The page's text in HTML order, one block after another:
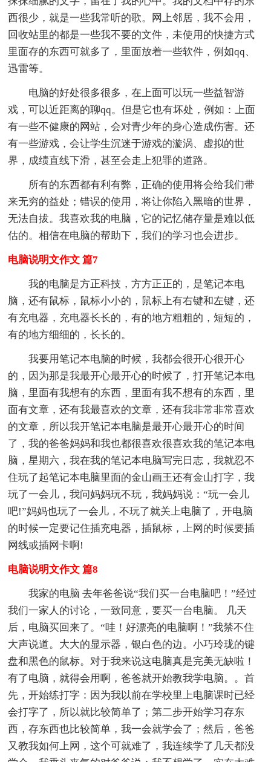
西很少，就是一些我常听的歌。网上邻居，我不会用，
回收站里的都是一些我不要的文件，未使用的快捷方式
里面存的东西可就多了，里面放着一些软件，例如qq、
迅雷等。
电脑的好处很多很多，在上面可以玩一些益智游
戏，可以近距离的聊qq。但是它也有坏处，例如：上面
有一些不健康的网站，会对青少年的身心造成伤害。还
有一些游戏，会让学生沉迷于游戏的漩涡、虚拟的世
界，成绩直线下滑，甚至会走上犯罪的道路。
所有的东西都有利有弊，正确的使用将会给我们带
来无穷的益处；错误的使用，将让你陷入黑暗的世界，
无法自拔。我喜欢我的电脑，它的记忆储存量是难以低
估的。相信在电脑的帮助下，我们的学习也会进步。
电脑说明文作文 篇7
我的电脑是方正科技，方方正正的，是笔记本电
脑，还有鼠标，鼠标小小的，鼠标上有右键和左键，还
有充电器，充电器长长的，有的地方粗粗的，短短的，
有的地方细细的，长长的。
我要用笔记本电脑的时候，我都会很开心很开心
的，因为那是我最开心最开心的时候了，打开笔记本电
脑，里面有我想有的东西，里面有我不想有的东西，里
面有文章，还有我最喜欢的文章，还有我非常非常喜欢
的文章，所以我开笔记本电脑是最开心最开心的时间
了，我的爸爸妈妈和我也都很喜欢很喜欢我的笔记本电
脑，星期六，我在我的笔记本电脑写完日志，我就忍不
住玩了起笔记本电脑里面的金山画王还有金山打字，我
玩了一会儿，我问妈妈玩不玩，我妈妈说：“玩一会儿
吧!”妈妈也玩了一会儿，不玩了就关上电脑了，开电脑
的时候一定要记住插充电器，插鼠标，上网的时候要插
网线或插网卡啊!
电脑说明文作文 篇8
我家的电脑 去年爸爸说“我们买一台电脑吧！”经过
我们一家人的讨论，一致同意，要买一台电脑。 几天
后，电脑买回来了。“哇！好漂亮的电脑啊！”我禁不住
大声说道。大大的显示器，银白色的边。小巧玲珑的键
盘和黑色的鼠标。对于我来说这电脑真是完美无缺啦！
有了电脑，就得会用啊，爸爸就开始教我学电脑。。首
先，开始练打字：因为我以前在学校里上电脑课时已经
会打字了，所以就比较简单了；第二步开始学习存东
西，存东西也比较简单，我一会就学会了；然后，爸爸
又教我如何上网，这个可就难了，我连续学了几天都没